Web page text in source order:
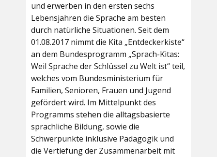
und erwerben in den ersten sechs
Lebensjahren die Sprache am besten
durch natürliche Situationen. Seit dem
01.08.2017 nimmt die Kita „Entdeckerkiste“
an dem Bundesprogramm „Sprach-Kitas:
Weil Sprache der Schlüssel zu Welt ist“ teil,
welches vom Bundesministerium für
Familien, Senioren, Frauen und Jugend
gefördert wird. Im Mittelpunkt des
Programms stehen die alltagsbasierte
sprachliche Bildung, sowie die
Schwerpunkte inklusive Pädagogik und
die Vertiefung der Zusammenarbeit mit